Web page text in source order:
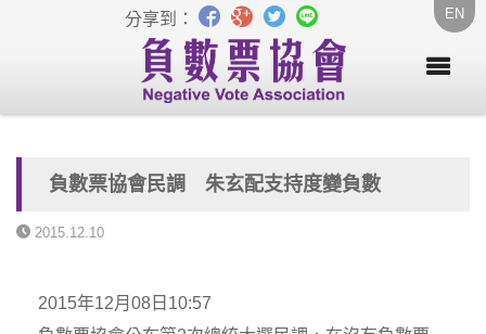
EN
分享到：
負數票協會民調 朱玄配支持度變負數
2015.12.10
2015年12月08日10:57